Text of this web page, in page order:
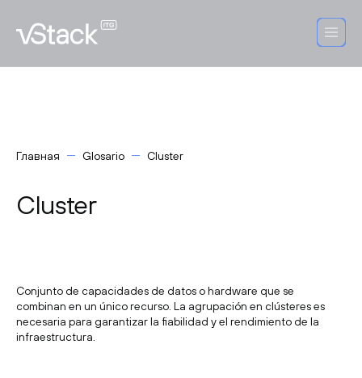
Главная Glosario Cluster
Cluster
Conjunto de capacidades de datos o hardware que se
combinan en un único recurso. La agrupación en clústeres es
necesaria para garantizar la fiabilidad y el rendimiento de la
infraestructura.